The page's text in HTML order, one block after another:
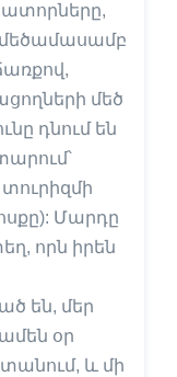
մեծամասամբ
մեծ
դնում են
Մարդը
որն իրեն
են, մեր
օր
և մի